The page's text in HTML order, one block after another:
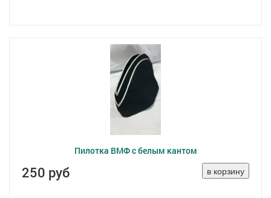
Пилотка ВМФ с белым кантом
250 руб